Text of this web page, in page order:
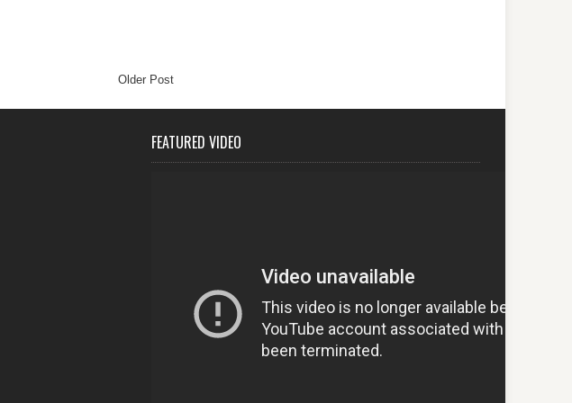
Older Post
FEATURED VIDEO